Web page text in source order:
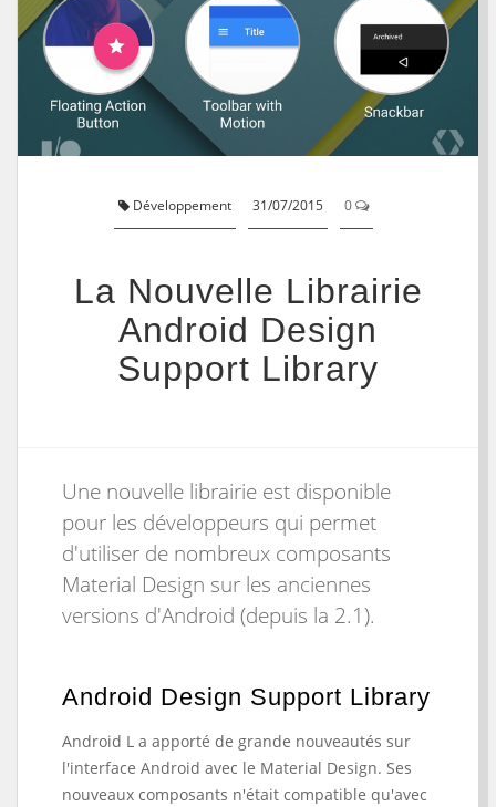
Développement 31/07/2015 0
La Nouvelle Librairie
Android Design
Support Library
Une nouvelle librairie est disponible
pour les développeurs qui permet
d'utiliser de nombreux composants
Material Design sur les anciennes
versions d'Android (depuis la 2.1).
Android Design Support Library
Android L a apporté de grande nouveautés sur
l'interface Android avec le Material Design. Ses
nouveaux composants n'était compatible qu'avec